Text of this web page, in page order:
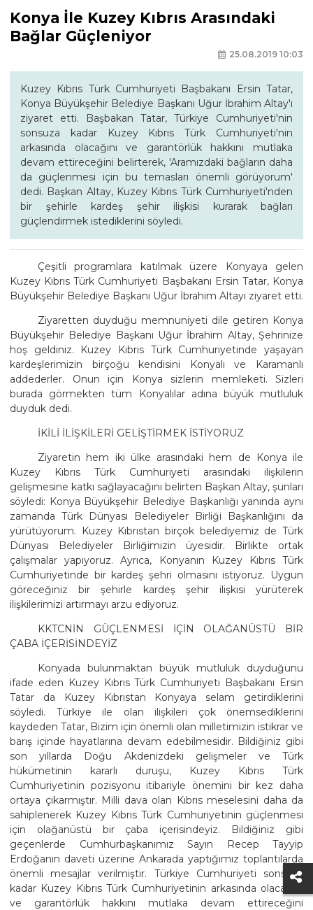
Konya İle Kuzey Kıbrıs Arasındaki
Bağlar Güçleniyor
25.08.2019 10:03
Kuzey Kıbrıs Türk Cumhuriyeti Başbakanı Ersin Tatar,
Konya Büyükşehir Belediye Başkanı Uğur İbrahim Altay'ı
ziyaret etti. Başbakan Tatar, Türkiye Cumhuriyeti'nin
sonsuza kadar Kuzey Kıbrıs Türk Cumhuriyeti'nin
arkasında olacağını ve garantörlük hakkını mutlaka
devam ettireceğini belirterek, 'Aramızdaki bağların daha
da güçlenmesi için bu temasları önemli görüyorum'
dedi. Başkan Altay, Kuzey Kıbrıs Türk Cumhuriyeti'nden
bir şehirle kardeş şehir ilişkisi kurarak bağları
güçlendirmek istediklerini söyledi.
Çeşitli programlara katılmak üzere Konyaya gelen
Kuzey Kıbrıs Türk Cumhuriyeti Başbakanı Ersin Tatar, Konya
Büyükşehir Belediye Başkanı Uğur İbrahim Altayı ziyaret etti.
Ziyaretten duyduğu memnuniyeti dile getiren Konya
Büyükşehir Belediye Başkanı Uğur İbrahim Altay, Şehrinize
hoş geldiniz. Kuzey Kıbrıs Türk Cumhuriyetinde yaşayan
kardeşlerimizin birçoğu kendisini Konyalı ve Karamanlı
addederler. Onun için Konya sizlerin memleketi. Sizleri
burada görmekten tüm Konyalılar adına büyük mutluluk
duyduk dedi.
İKİLİ İLİŞKİLERİ GELİŞTİRMEK İSTİYORUZ
Ziyaretin hem iki ülke arasındaki hem de Konya ile
Kuzey Kıbrıs Türk Cumhuriyeti arasındaki ilişkilerin
gelişmesine katkı sağlayacağını belirten Başkan Altay, şunları
söyledi: Konya Büyükşehir Belediye Başkanlığı yanında aynı
zamanda Türk Dünyası Belediyeler Birliği Başkanlığını da
yürütüyorum. Kuzey Kıbrıstan birçok belediyemiz de Türk
Dünyası Belediyeler Birliğimizin üyesidir. Birlikte ortak
çalışmalar yapıyoruz. Ayrıca, Konyanın Kuzey Kıbrıs Türk
Cumhuriyetinde bir kardeş şehri olmasını istiyoruz. Uygun
göreceğiniz bir şehirle kardeş şehir ilişkisi yürüterek
ilişkilerimizi artırmayı arzu ediyoruz.
KKTCNİN GÜÇLENMESİ İÇİN OLAĞANÜSTÜ BİR
ÇABA İÇERİSİNDEYİZ
Konyada bulunmaktan büyük mutluluk duyduğunu
ifade eden Kuzey Kıbrıs Türk Cumhuriyeti Başbakanı Ersin
Tatar da Kuzey Kıbrıstan Konyaya selam getirdiklerini
söyledi. Türkiye ile olan ilişkileri çok önemsediklerini
kaydeden Tatar, Bizim için önemli olan milletimizin istikrar ve
barış içinde hayatlarına devam edebilmesidir. Bildiğiniz gibi
son yıllarda Doğu Akdenizdeki gelişmeler ve Türk
hükümetinin kararlı duruşu, Kuzey Kıbrıs Türk
Cumhuriyetinin pozisyonu itibariyle önemini bir kez daha
ortaya çıkarmıştır. Milli dava olan Kıbrıs meselesini daha da
sahiplenerek Kuzey Kıbrıs Türk Cumhuriyetinin güçlenmesi
için olağanüstü bir çaba içerisindeyiz. Bildiğiniz gibi
geçenlerde Cumhurbaşkanımız Sayın Recep Tayyip
Erdoğanın daveti üzerine Ankarada yaptığımız toplantılarda
önemli mesajlar verilmiştir. Türkiye Cumhuriyeti sonsuza
kadar Kuzey Kıbrıs Türk Cumhuriyetinin arkasında olacağını
ve garantörlük hakkını mutlaka devam ettireceğini